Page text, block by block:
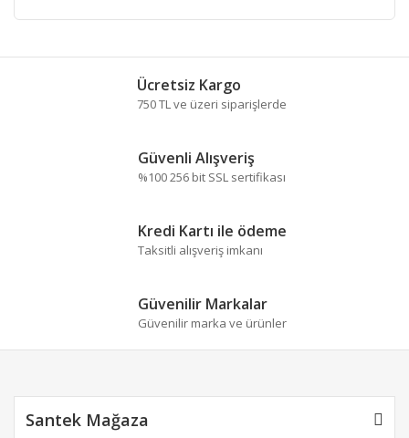
Bu ürüne ilk yorumu siz yapın!
formunu kullanarak tarafımıza iletebilirsiniz.
Görüş ve önerileriniz için teşekkür ederiz.
Ürün açıklamasında eksik bilgiler bulunuyor.
Ürün fiyatı diğer sitelerden daha pahalı.
Bu ürüne benzer farklı alternatifler olmalı.
Ücretsiz Kargo
750 TL ve üzeri siparişlerde
Güvenli Alışveriş
%100 256 bit SSL sertifikası
Kredi Kartı ile ödeme
Taksitli alışveriş imkanı
Güvenilir Markalar
Güvenilir marka ve ürünler
Santek Mağaza